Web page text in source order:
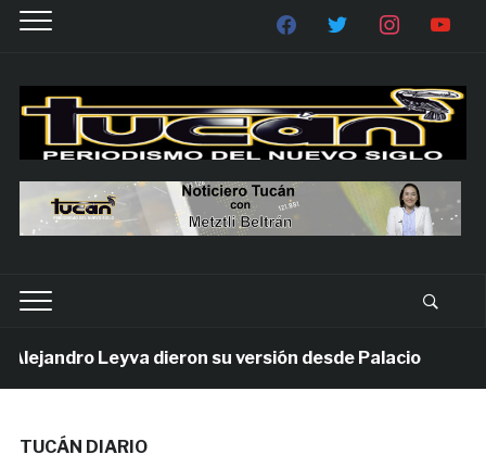
Leyva dieron su versión desde Palacio
TUCÁN DIARIO